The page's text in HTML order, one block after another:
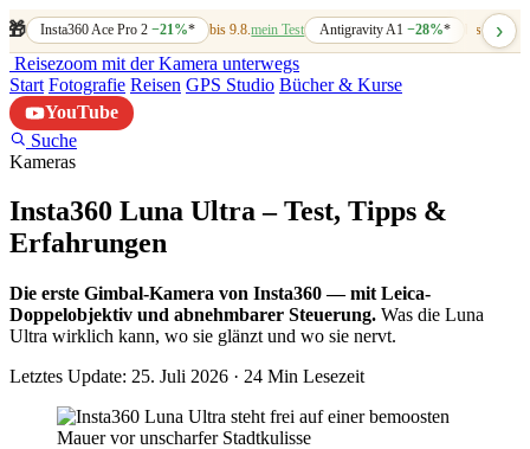
🎁 Insta360 Ace Pro 2−21%* bis 9.8.mein Test Antigravity A1 −28%* bis 7.8.
›
Reisezoom mit der Kamera unterwegs
Start Fotografie Reisen GPS Studio Bücher & Kurse
YouTube
Suche
Kameras
Insta360 Luna Ultra – Test, Tipps &
Erfahrungen
Die erste Gimbal-Kamera von Insta360 — mit Leica-
Doppelobjektiv und abnehmbarer Steuerung. Was die Luna
Ultra wirklich kann, wo sie glänzt und wo sie nervt.
Letztes Update: 25. Juli 2026 · 24 Min Lesezeit